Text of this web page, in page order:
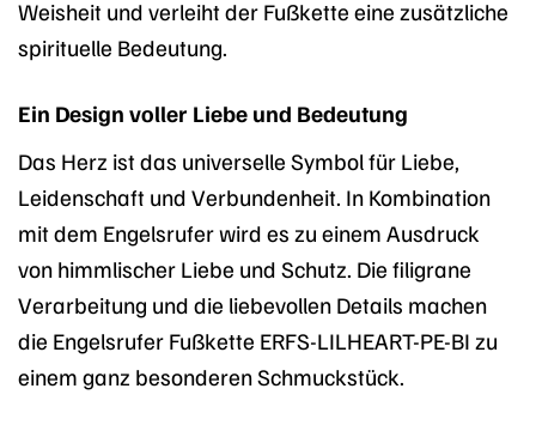
Weisheit und verleiht der Fußkette eine zusätzliche
spirituelle Bedeutung.
Ein Design voller Liebe und Bedeutung
Das Herz ist das universelle Symbol für Liebe,
Leidenschaft und Verbundenheit. In Kombination
mit dem Engelsrufer wird es zu einem Ausdruck
von himmlischer Liebe und Schutz. Die filigrane
Verarbeitung und die liebevollen Details machen
die Engelsrufer Fußkette ERFS-LILHEART-PE-BI zu
einem ganz besonderen Schmuckstück.